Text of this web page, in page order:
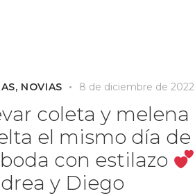
, NOVIAS 8 de diciembre de 2022
coleta y melena
el mismo día de
con estilazo
y Diego